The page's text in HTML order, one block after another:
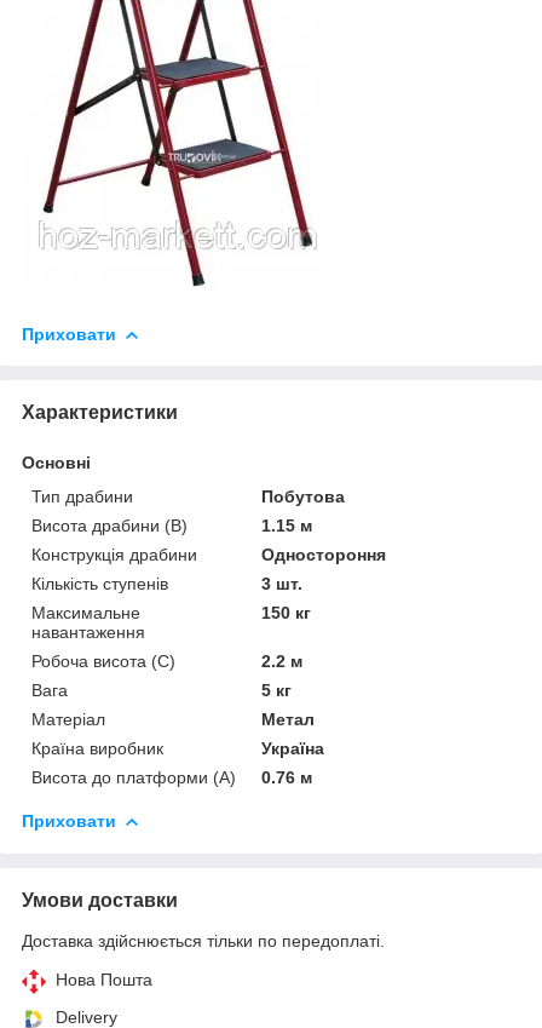
Приховати
Характеристики
Основні
Тип драбини
Побутова
Висота драбини (В)
1.15 м
Конструкція драбини
Одностороння
Кількість ступенів
3 шт.
Максимальне
навантаження
150 кг
Робоча висота (С)
2.2 м
Вага
5 кг
Матеріал
Метал
Країна виробник
Україна
Висота до платформи (А)
0.76 м
Приховати
Умови доставки
Доставка здійснюється тільки по передоплаті.
Нова Пошта
Delivery